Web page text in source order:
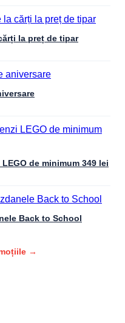
la preț de tipar
de minimum 349 lei
Back to School
→